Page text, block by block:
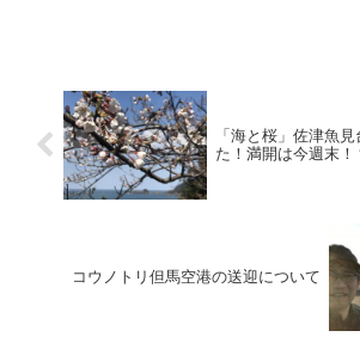
「海と桜」佐津魚
た！満開は今週末！
コウノトリ但馬空港の送迎について